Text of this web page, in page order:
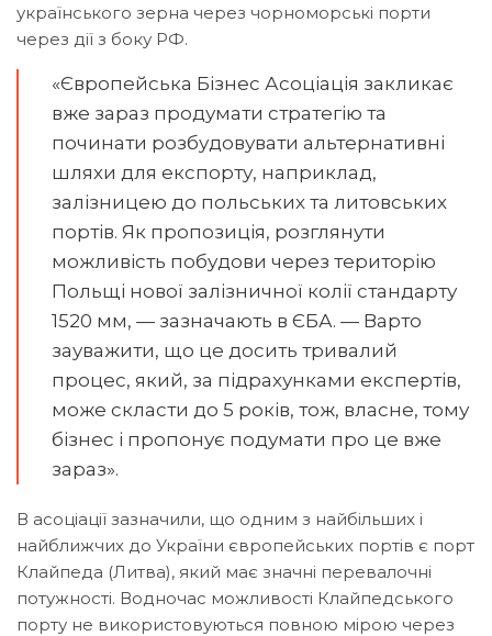
українського зерна через чорноморські порти
через дії з боку РФ.
«Європейська Бізнес Асоціація закликає
вже зараз продумати стратегію та
починати розбудовувати альтернативні
шляхи для експорту, наприклад,
залізницею до польських та литовських
портів. Як пропозиція, розглянути
можливість побудови через територію
Польщі нової залізничної колії стандарту
1520 мм, — зазначають в ЄБА. — Варто
зауважити, що це досить тривалий
процес, який, за підрахунками експертів,
може скласти до 5 років, тож, власне, тому
бізнес і пропонує подумати про це вже
зараз».
В асоціації зазначили, що одним з найбільших і
найближчих до України європейських портів є порт
Клайпеда (Литва), який має значні перевалочні
потужності. Водночас можливості Клайпедського
порту не використовуються повною мірою через